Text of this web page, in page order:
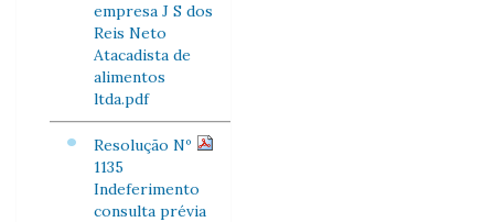
empresa J S dos
Reis Neto
Atacadista de
alimentos
ltda.pdf
Resolução Nº
1135
Indeferimento
consulta prévia